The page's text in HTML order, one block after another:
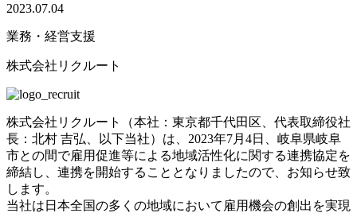
2023.07.04
業務・経営支援
株式会社リクルート
株式会社リクルート（本社：東京都千代田区、代表取締役社
長：北村 吉弘、以下当社）は、2023年7月4日、岐阜県岐阜
市との間で雇用促進等による地域活性化に関する連携協定を
締結し、連携を開始することとなりましたので、お知らせ致
します。
当社は日本全国の多くの地域において雇用機会の創出を実現